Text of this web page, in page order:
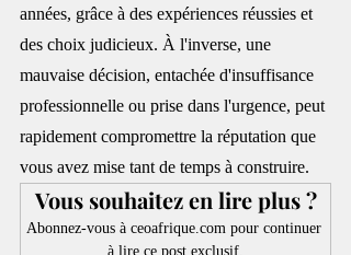
années, grâce à des expériences réussies et
des choix judicieux. À l'inverse, une
mauvaise décision, entachée d'insuffisance
professionnelle ou prise dans l'urgence, peut
rapidement compromettre la réputation que
vous avez mise tant de temps à construire.
Vous souhaitez en lire plus ?
Abonnez-vous à ceoafrique.com pour continuer
à lire ce post exclusif.